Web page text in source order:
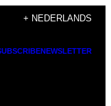
+ NEDERLANDS
NEWSLETTER